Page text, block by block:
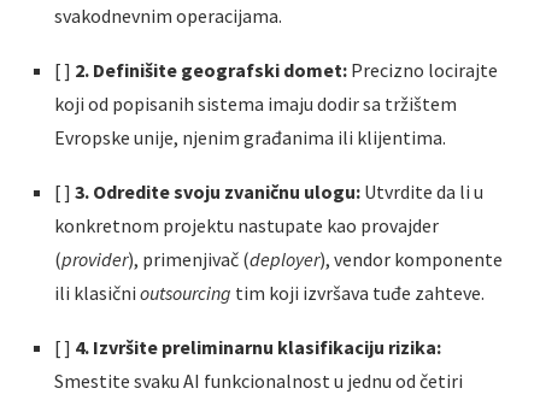
svakodnevnim operacijama.
[ ] 2. Definišite geografski domet: Precizno locirajte
koji od popisanih sistema imaju dodir sa tržištem
Evropske unije, njenim građanima ili klijentima.
[ ] 3. Odredite svoju zvaničnu ulogu: Utvrdite da li u
konkretnom projektu nastupate kao provajder
(provider), primenjivač (deployer), vendor komponente
ili klasični outsourcing tim koji izvršava tuđe zahteve.
[ ] 4. Izvršite preliminarnu klasifikaciju rizika:
Smestite svaku AI funkcionalnost u jednu od četiri